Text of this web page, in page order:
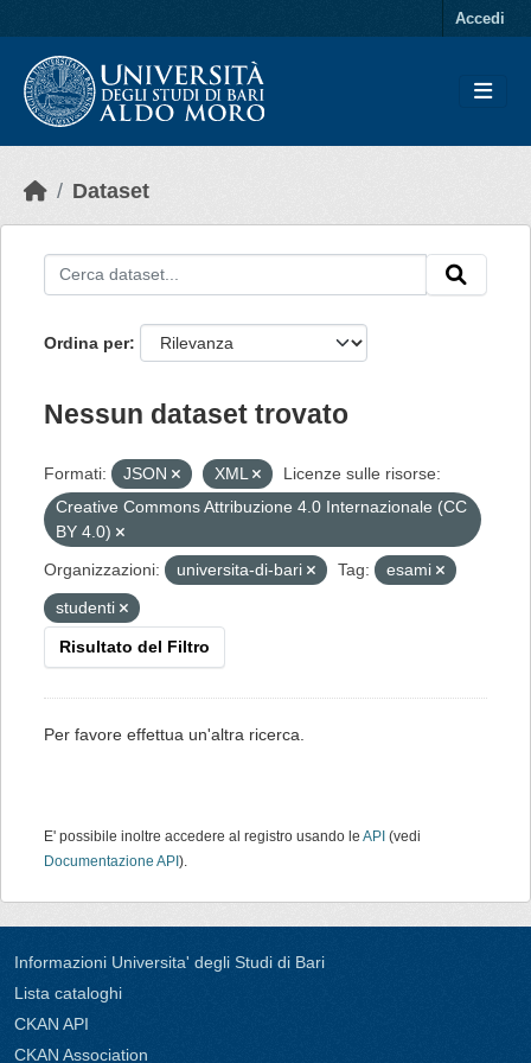
Accedi
Dataset
Ordina per
Nessun dataset trovato
Formati: JSON XML
Licenze sulle risorse:
Creative Commons Attribuzione 4.0 Internazionale (CC
BY 4.0)
Organizzazioni:
universita-di-bari Tag:
esami
studenti
Risultato del Filtro
Per favore effettua un'altra ricerca.
E' possibile inoltre accedere al registro usando le API (vedi
Documentazione API ).
Informazioni Universita' degli Studi di Bari
Lista cataloghi
CKAN API
CKAN Association